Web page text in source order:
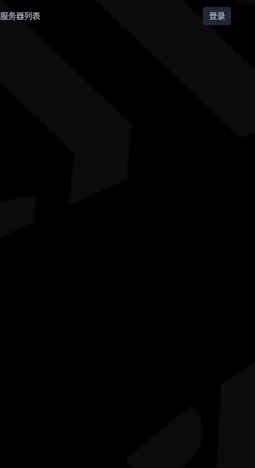
服务器列表 登录